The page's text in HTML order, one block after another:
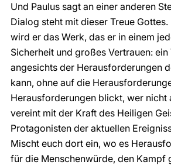
Und Paulus sagt an einer anderen
Dialog steht mit dieser Treue
wird er das Werk, das er in einem
Sicherheit und großes Vertrauen:
angesichts der Herausforderungen
kann, ohne auf die
Herausforderungen blickt, wer nicht
vereint mit der Kraft des Heiligen
Protagonisten der aktuellen
Mischt euch dort ein, wo es
für die Menschenwürde, den Kampf